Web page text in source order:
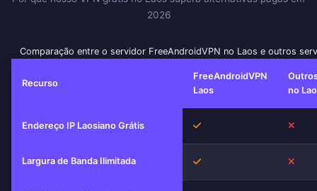
2026
Comparação entre o servidor FreeAndroidVPN no Laos e outros
Recurso
FreeAndroidVPN
Laos
no
Endereço IP Laosiano Grátis Sim
Largura de Banda Ilimitada Sim